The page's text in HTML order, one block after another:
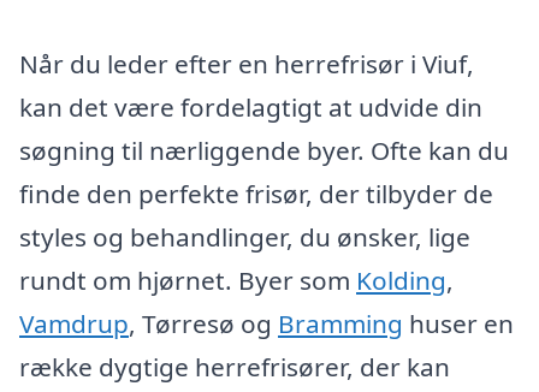
Når du leder efter en herrefrisør i Viuf,
kan det være fordelagtigt at udvide din
søgning til nærliggende byer. Ofte kan du
finde den perfekte frisør, der tilbyder de
styles og behandlinger, du ønsker, lige
rundt om hjørnet. Byer som Kolding,
Vamdrup, Tørresø og Bramming huser en
række dygtige herrefrisører, der kan